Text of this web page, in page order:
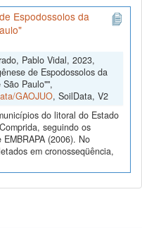
Espodossolos da
Pablo Vidal, 2023,
de Espodossolos da
Paulo"",
GAOJUO, SoilData, V2
do litoral do Estado
seguindo os
(2006). No
em cronosseqüência,